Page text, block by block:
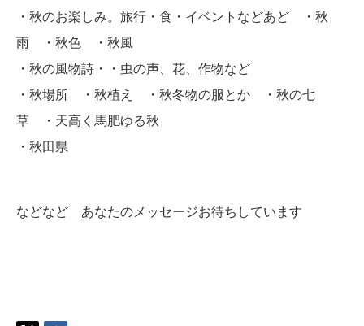
・秋のお楽しみ。旅行・食・イベントなどあど ・秋
雨 ・秋色 ・秋風
・秋の風物詩・・虫の声、花、作物など
・秋場所 ・秋植え ・秋冬物の服とか ・秋の七
草 ・天高く馬肥ゆる秋
・秋田県
などなど あなたのメッセージお待ちしています